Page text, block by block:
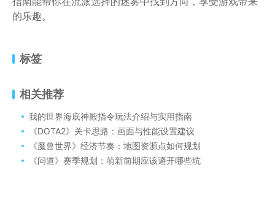
的乐趣。
标签
相关推荐
我的世界海底神殿指令玩法介绍与实用指南
《DOTA2》关卡思路：画面与性能设置建议
《魔兽世界》经济节奏：地图资源点如何规划
《问道》赛季规划：萌新前期应该避开哪些坑